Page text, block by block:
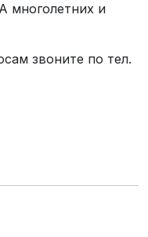
многолетних и
звоните по тел.